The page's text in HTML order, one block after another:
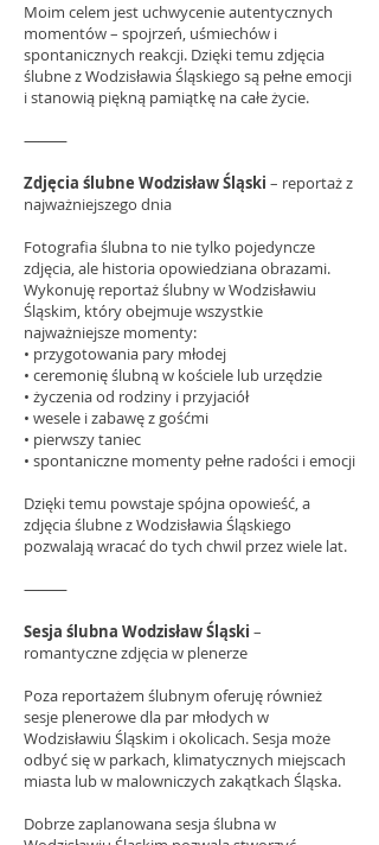
Moim celem jest uchwycenie autentycznych
momentów – spojrzeń, uśmiechów i
spontanicznych reakcji. Dzięki temu zdjęcia
ślubne z Wodzisławia Śląskiego są pełne emocji
i stanowią piękną pamiątkę na całe życie.
⸻
Zdjęcia ślubne Wodzisław Śląski – reportaż z
najważniejszego dnia
Fotografia ślubna to nie tylko pojedyncze
zdjęcia, ale historia opowiedziana obrazami.
Wykonuję reportaż ślubny w Wodzisławiu
Śląskim, który obejmuje wszystkie
najważniejsze momenty:
• przygotowania pary młodej
• ceremonię ślubną w kościele lub urzędzie
• życzenia od rodziny i przyjaciół
• wesele i zabawę z gośćmi
• pierwszy taniec
• spontaniczne momenty pełne radości i emocji
Dzięki temu powstaje spójna opowieść, a
zdjęcia ślubne z Wodzisławia Śląskiego
pozwalają wracać do tych chwil przez wiele lat.
⸻
Sesja ślubna Wodzisław Śląski –
romantyczne zdjęcia w plenerze
Poza reportażem ślubnym oferuję również
sesje plenerowe dla par młodych w
Wodzisławiu Śląskim i okolicach. Sesja może
odbyć się w parkach, klimatycznych miejscach
miasta lub w malowniczych zakątkach Śląska.
Dobrze zaplanowana sesja ślubna w